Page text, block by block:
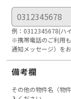
例：0312345678(ハ
※携帯電話のご利用
通知メッセージ）を
備考欄
その他の物件名（物